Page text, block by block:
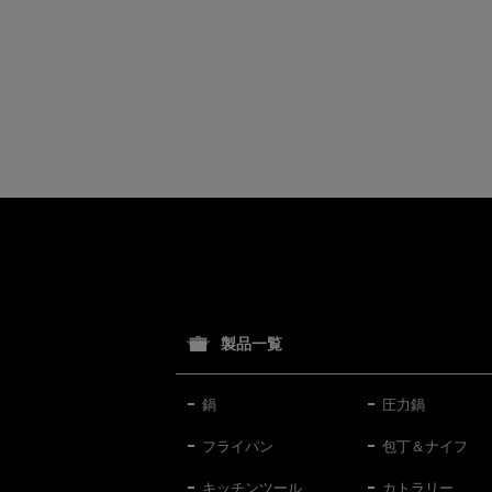
製品一覧
鍋
フライパン
キッチンツール
圧力鍋
包丁＆ナイフ
カトラリー